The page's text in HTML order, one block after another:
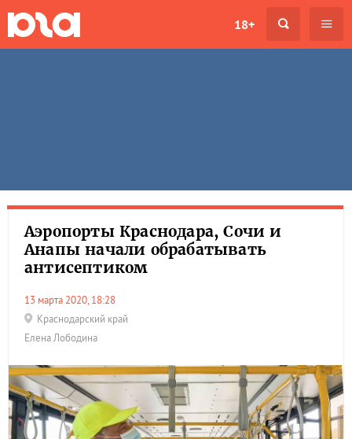
18+
Аэропорты Краснодара, Сочи и
Анапы начали обрабатывать
антисептиком
13 марта 2020, 18:28
Краснодарский край
Елена Лободина